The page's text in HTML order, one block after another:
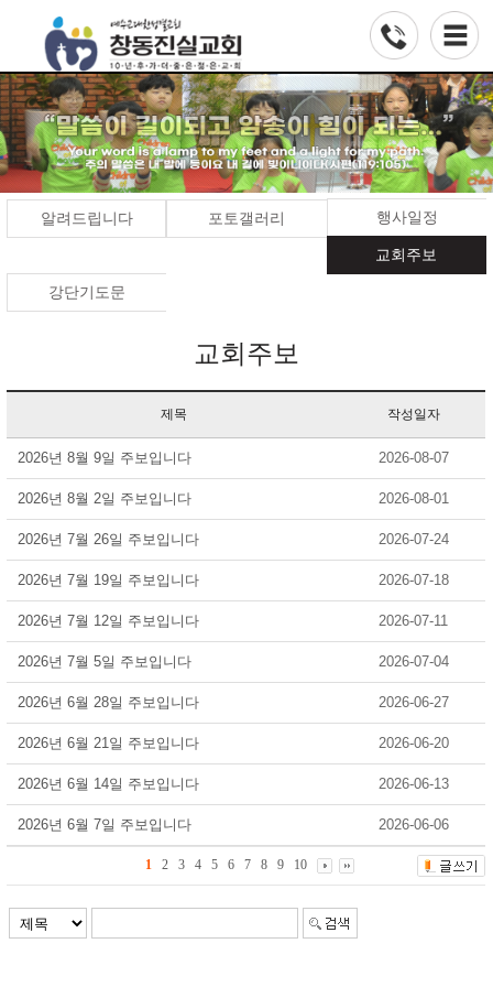
알려드립니다 포토갤러리 행사일정
교회주보
강단기도문
교회주보
제목 작성일자
2026년 8월 9일 주보입니다 2026-08-07
2026년 8월 2일 주보입니다 2026-08-01
2026년 7월 26일 주보입니다 2026-07-24
2026년 7월 19일 주보입니다 2026-07-18
2026년 7월 12일 주보입니다 2026-07-11
2026년 7월 5일 주보입니다 2026-07-04
2026년 6월 28일 주보입니다 2026-06-27
2026년 6월 21일 주보입니다 2026-06-20
2026년 6월 14일 주보입니다 2026-06-13
2026년 6월 7일 주보입니다 2026-06-06
1 2 3 4 5 6 7 8 9 10